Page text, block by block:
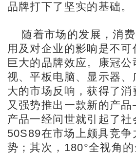
品牌打下了坚实的基础。
随着市场的发展，消费
用及对企业的影响是不
巨大的品牌效应。康冠
视、平板电脑、显示器
大的市场反响，获得了
又强势推出一款新的产
产品一经问世就引起了
50S89在市场上颇具竞
势；其次，180°全视角